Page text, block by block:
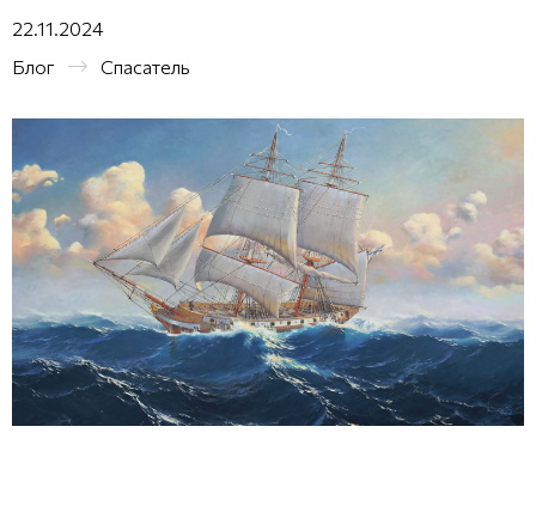
22.11.2024
Блог
Спасатель